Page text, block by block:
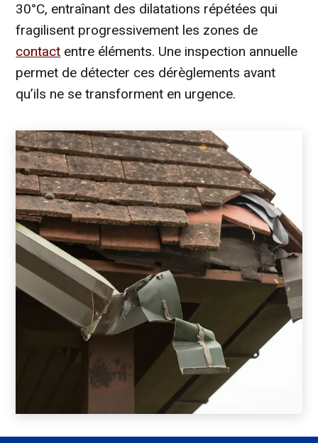
30°C, entraînant des dilatations répétées qui
fragilisent progressivement les zones de
contact entre éléments. Une inspection annuelle
permet de détecter ces dérèglements avant
qu’ils ne se transforment en urgence.